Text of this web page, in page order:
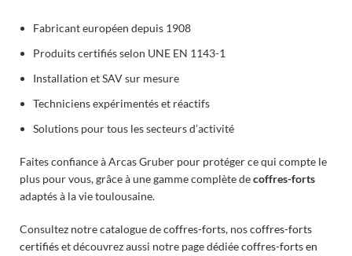
Fabricant européen depuis 1908
Produits certifiés selon UNE EN 1143-1
Installation et SAV sur mesure
Techniciens expérimentés et réactifs
Solutions pour tous les secteurs d’activité
Faites confiance à Arcas Gruber pour protéger ce qui compte le
plus pour vous, grâce à une gamme complète decoffres-forts
adaptés à la vie toulousaine.
Consultez notre catalogue decoffres-forts, noscoffres-forts
certifiéset découvrez aussi notre page dédiéecoffres-forts en